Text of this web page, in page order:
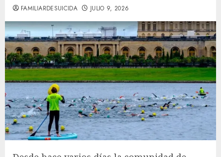
FAMILIARDESUICIDA JULIO 9, 2026